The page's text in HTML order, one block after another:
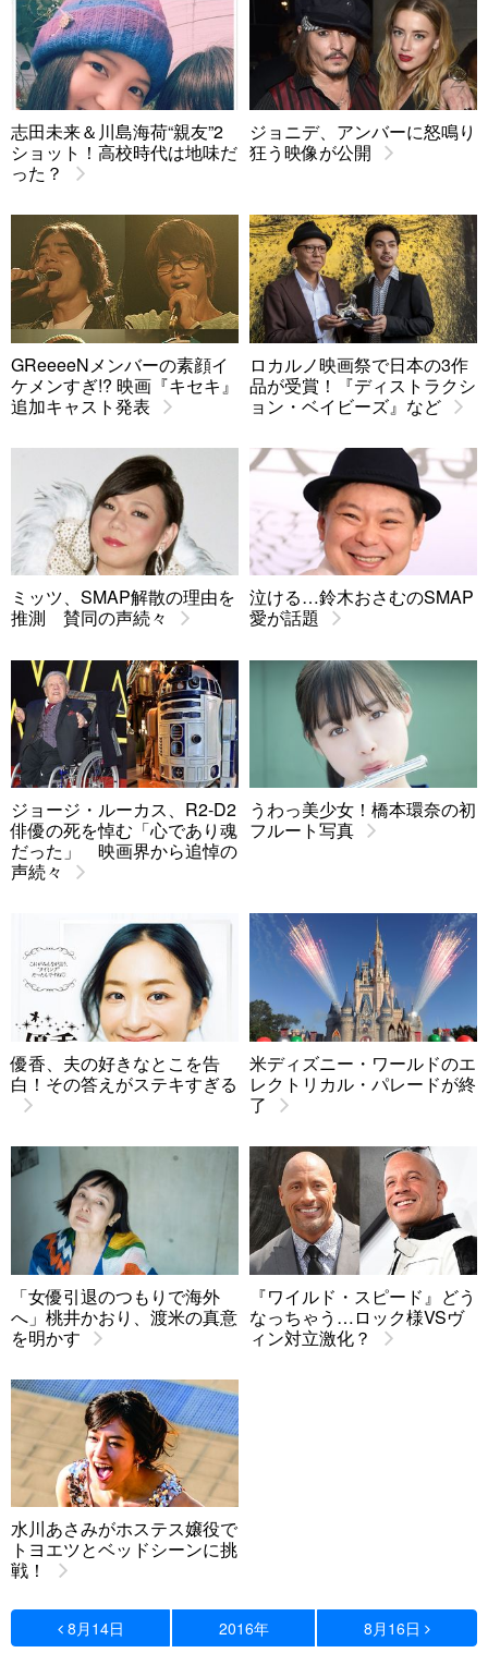
志田未来＆川島海荷“親友”2
ショット！高校時代は地味だ
った？
ジョニデ、アンバーに怒鳴り
狂う映像が公開
GReeeeNメンバーの素顔イ
ケメンすぎ!? 映画『キセキ』
追加キャスト発表
ロカルノ映画祭で日本の3作
品が受賞！『ディストラクシ
ョン・ベイビーズ』など
ミッツ、SMAP解散の理由を
推測 賛同の声続々
泣ける…鈴木おさむのSMAP
愛が話題
ジョージ・ルーカス、R2-D2
俳優の死を悼む「心であり魂
だった」 映画界から追悼の
声続々
うわっ美少女！橋本環奈の初
フルート写真
優香、夫の好きなとこを告
白！その答えがステキすぎる
米ディズニー・ワールドのエ
レクトリカル・パレードが終
了
「女優引退のつもりで海外
へ」桃井かおり、渡米の真意
を明かす
『ワイルド・スピード』どう
なっちゃう…ロック様VSヴ
ィン対立激化？
水川あさみがホステス嬢役で
トヨエツとベッドシーンに挑
戦！
8月14日 2016年 8月16日